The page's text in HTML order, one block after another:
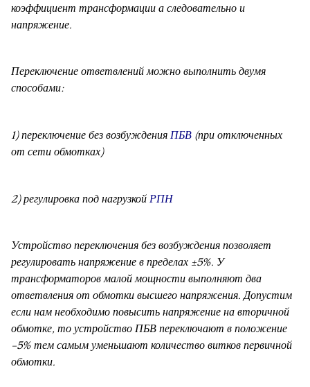
коэффициент трансформации а следовательно и
напряжение.
Переключение ответвлений можно выполнить двумя
способами:
1) переключение без возбужденияПБВ (при отключенных
от сети обмотках)
2) регулировка под нагрузкой РПН
Устройство переключения без возбуждения позволяет
регулировать напряжение в пределах ±5%. У
трансформаторов малой мощности выполняют два
ответвления от обмотки высшего напряжения. Допустим
если нам необходимо повысить напряжение на вторичной
обмотке, то устройство ПБВ переключают в положение
-5% тем самым уменьшают количество витков первичной
обмотки.